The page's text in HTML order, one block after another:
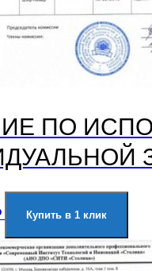
ПО
цена:
2200,00₽.
Купить в 1 клик